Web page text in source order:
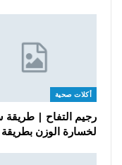
أكلات صحية
رجيم التفاح | طريقة
لخسارة الوزن بطريقة